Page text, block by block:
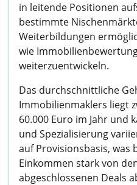
in leitende Positionen
bestimmte
Weiterbildungen
wie
weiterzuentwickeln.
Das durchschnittliche
Immobilienmaklers liegt
60.000 Euro im Jahr und
und Spezialisierung
auf Provisionsbasis, was
Einkommen stark von
abgeschlossenen Deals